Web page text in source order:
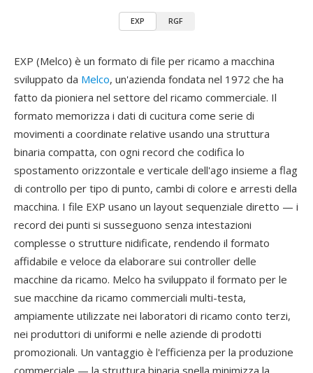
EXP RGF
EXP (Melco) è un formato di file per ricamo a macchina
sviluppato da Melco, un'azienda fondata nel 1972 che ha
fatto da pioniera nel settore del ricamo commerciale. Il
formato memorizza i dati di cucitura come serie di
movimenti a coordinate relative usando una struttura
binaria compatta, con ogni record che codifica lo
spostamento orizzontale e verticale dell'ago insieme a flag
di controllo per tipo di punto, cambi di colore e arresti della
macchina. I file EXP usano un layout sequenziale diretto — i
record dei punti si susseguono senza intestazioni
complesse o strutture nidificate, rendendo il formato
affidabile e veloce da elaborare sui controller delle
macchine da ricamo. Melco ha sviluppato il formato per le
sue macchine da ricamo commerciali multi-testa,
ampiamente utilizzate nei laboratori di ricamo conto terzi,
nei produttori di uniformi e nelle aziende di prodotti
promozionali. Un vantaggio è l'efficienza per la produzione
commerciale — la struttura binaria snella minimizza la